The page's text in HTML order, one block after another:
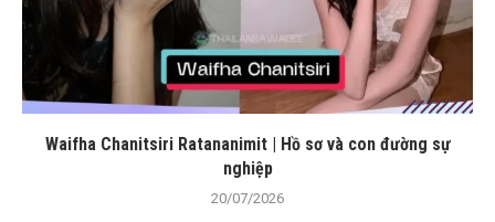
Waifha Chanitsiri Ratananimit | Hồ sơ và con đường sự
nghiệp
20/07/2026